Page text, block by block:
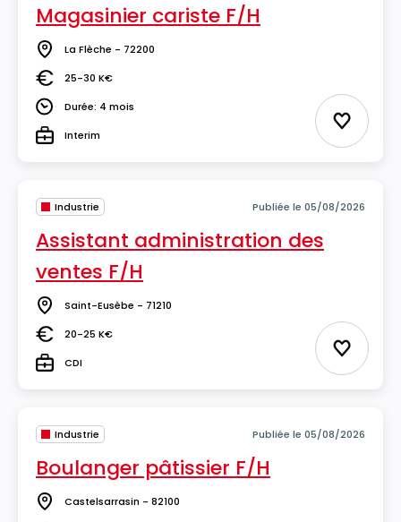
Magasinier cariste F/H
Lieu La Flèche - 72200
Salaire25-30 K€
DuréeDurée: 4 mois
TypeInterim Ajouter
Industrie Publiée le 05/08/2026
Assistant administration des
ventes F/H
Lieu Saint-Eusèbe - 71210
Salaire20-25 K€
TypeCDI Ajouter
Industrie Publiée le 05/08/2026
Boulanger pâtissier F/H
Lieu Castelsarrasin - 82100